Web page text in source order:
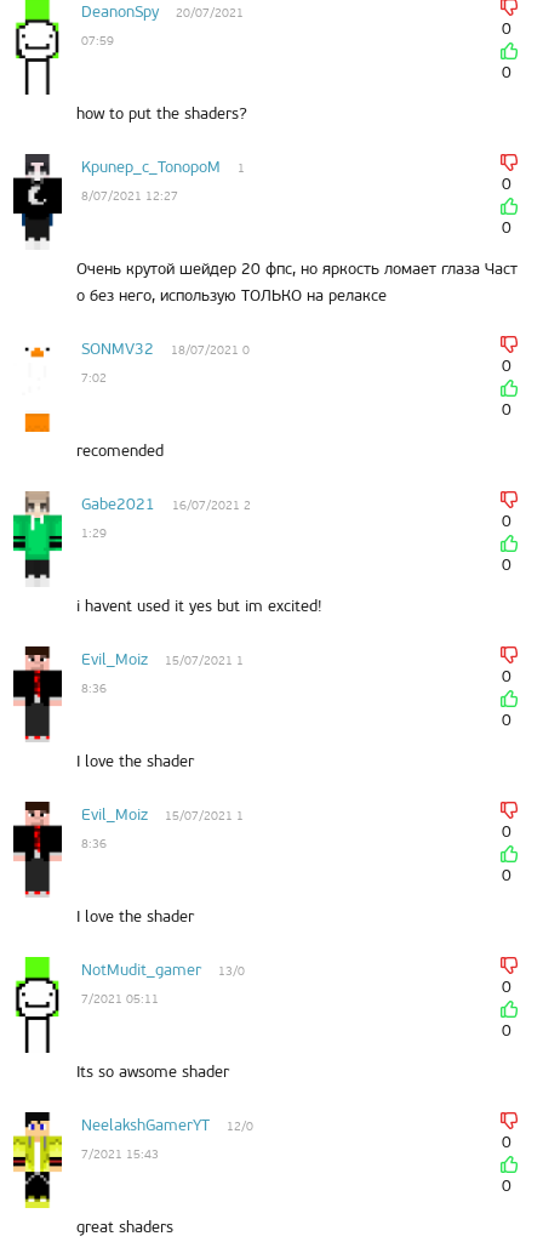
DeanonSpy
20/07/2021
07:59
0
0
how to put the shaders?
Kpunep_c_TonopoM
1
8/07/2021 12:27
0
0
Очень крутой шейдер 20 фпс, но яркость ломает глаза Част
о без него, использую ТОЛЬКО на релаксе
SONMV32
18/07/2021 0
7:02
0
0
recomended
Gabe2021
16/07/2021 2
1:29
0
0
i havent used it yes but im excited!
Evil_Moiz
15/07/2021 1
8:36
0
0
I love the shader
Evil_Moiz
15/07/2021 1
8:36
0
0
I love the shader
NotMudit_gamer
13/0
7/2021 05:11
0
0
Its so awsome shader
NeelakshGamerYT
12/0
7/2021 15:43
0
0
great shaders